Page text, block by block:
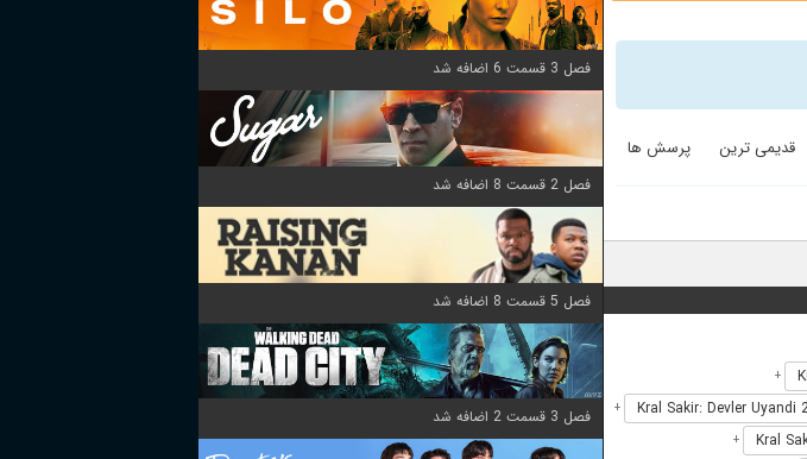
قدیمی ترین پرسش ها
+
+
+
فصل 3 قسمت 6 اضافه شد
فصل 2 قسمت 8 اضافه شد
فصل 5 قسمت 8 اضافه شد
فصل 3 قسمت 2 اضافه شد